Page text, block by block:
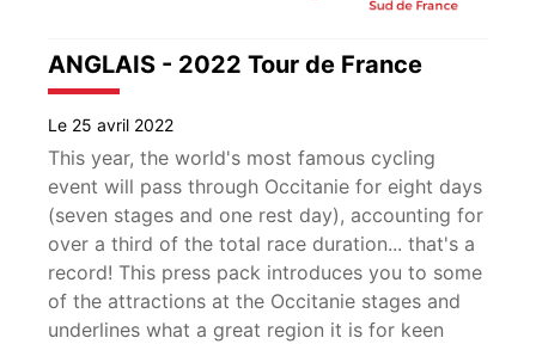
ANGLAIS - 2022 Tour de France
Le 25 avril 2022
This year, the world's most famous cycling
event will pass through Occitanie for eight days
(seven stages and one rest day), accounting for
over a third of the total race duration... that's a
record! This press pack introduces you to some
of the attractions at the Occitanie stages and
underlines what a great region it is for keen